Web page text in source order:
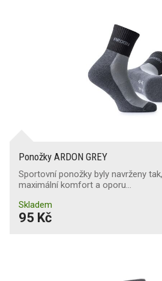
Ponožky ARDON GREY
Sportovní ponožky byly navrženy
maximální komfort a oporu…
Skladem
95 Kč